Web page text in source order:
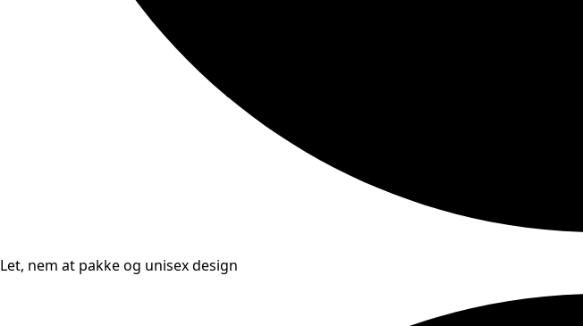
Let, nem at pakke og unisex design